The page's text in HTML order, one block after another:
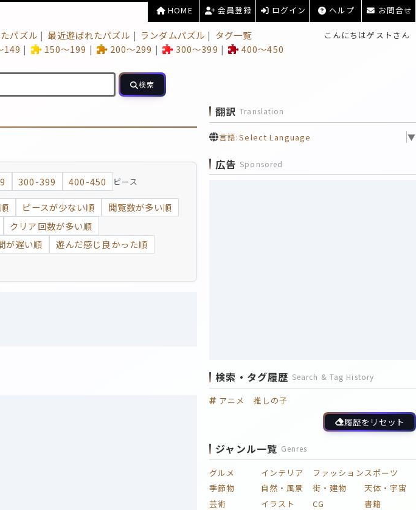
検索
HOME 会員登録 ログイン ヘルプ お問合せ
こんにちはゲストさん
パズル 最近遊ばれたパズル ランダムパズル
タグ一覧
149 150～199 200～299 300～399
400～450
300-399 400-450 ピース
ピースが少ない順
閲覧数が多い順
クリア回数が多い順
が遅い順
遊んだ感じ良かった順
翻訳 Translation
言語:Select Language ▼
広告 Sponsored
検索・タグ履歴 Search & Tag History
アニメ 推しの子
履歴をリセット
ジャンル一覧 Genres
グルメ インテリア ファッションスポーツ
季節物
自然・風景 街・建物
天体・宇宙
芸術
イラスト CG
書籍